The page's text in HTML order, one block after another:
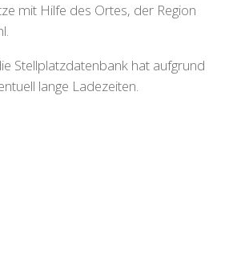
mit Hilfe des Ortes, der Region
Stellplatzdatenbank hat aufgrund
lange Ladezeiten.